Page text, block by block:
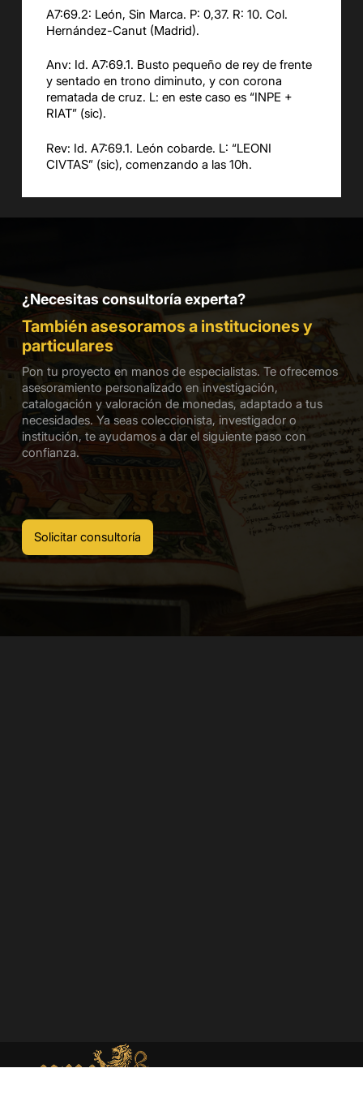
A7:69.2: León, Sin Marca. P: 0,37. R: 10. Col.
Hernández-Canut (Madrid).
Anv: Id. A7:69.1. Busto pequeño de rey de frente
y sentado en trono diminuto, y con corona
rematada de cruz. L: en este caso es “INPE +
RIAT”(sic).
Rev: Id. A7:69.1. León cobarde. L: “LEONI
CIVTAS” (sic), comenzando a las 10h.
¿Necesitas consultoría experta?
También asesoramos a instituciones y
particulares
Pon tu proyecto en manos de especialistas. Te ofrecemos
asesoramiento personalizado en investigación,
catalogación y valoración de monedas, adaptado a tus
necesidades. Ya seas coleccionista, investigador o
institución, te ayudamos a dar el siguiente paso con
confianza.
Solicitar consultoría